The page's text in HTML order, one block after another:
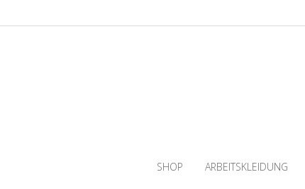
SHOP ARBEITSKLEIDUNG